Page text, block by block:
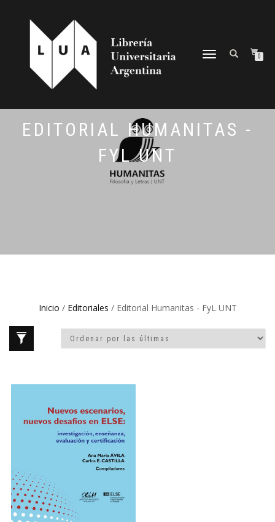
NAVEGACIÓN
0
EDITORIAL HUMANITAS -
FYL UNT
Inicio / Editoriales / Editorial Humanitas - FyL UNT